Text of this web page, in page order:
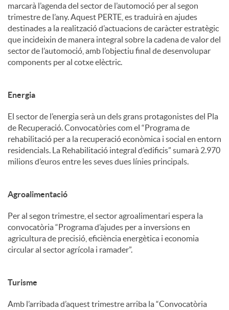
marcarà l’agenda del sector de l’automoció per al segon
trimestre de l’any. Aquest PERTE, es traduirà en ajudes
destinades a la realització d’actuacions de caràcter estratègic
que incideixin de manera integral sobre la cadena de valor del
sector de l’automoció, amb l’objectiu final de desenvolupar
components per al cotxe elèctric.
Energia
El sector de l’energia serà un dels grans protagonistes del Pla
de Recuperació. Convocatòries com el “Programa de
rehabilitació per a la recuperació econòmica i social en entorn
residencials. La Rehabilitació integral d’edificis” sumarà 2.970
milions d’euros entre les seves dues línies principals.
Agroalimentació
Per al segon trimestre, el sector agroalimentari espera la
convocatòria “Programa d’ajudes per a inversions en
agricultura de precisió, eficiència energètica i economia
circular al sector agrícola i ramader”.
Turisme
Amb l’arribada d’aquest trimestre arriba la “Convocatòria